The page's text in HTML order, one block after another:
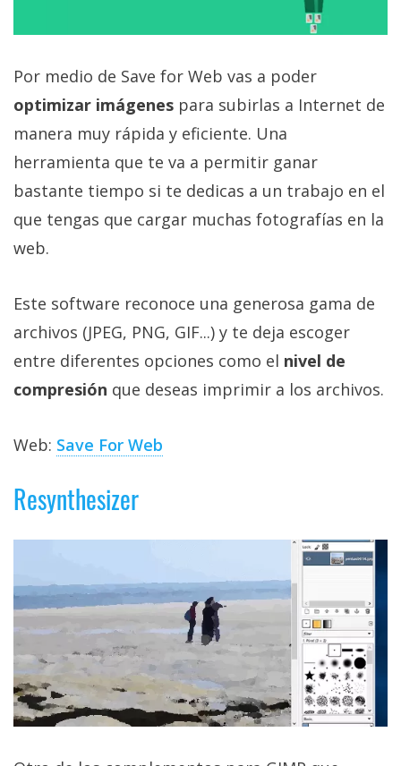
Por medio de Save for Web vas a poder
optimizar imágenes para subirlas a Internet de
manera muy rápida y eficiente. Una
herramienta que te va a permitir ganar
bastante tiempo si te dedicas a un trabajo en el
que tengas que cargar muchas fotografías en la
web.
Este software reconoce una generosa gama de
archivos (JPEG, PNG, GIF...) y te deja escoger
entre diferentes opciones como el nivel de
compresión que deseas imprimir a los archivos.
Web: Save For Web
Resynthesizer